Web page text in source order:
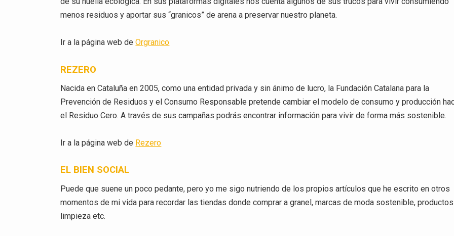
menos residuos y aportar sus “granicos” de arena a preservar nuestro planeta.
Ir a la página web deOrgranico
REZERO
Nacida en Cataluña en 2005, como una entidad privada y sin ánimo de lucro, la Fundación Catalana para la
Prevención de Residuos y el Consumo Responsable pretende cambiar el modelo de consumo y producción
el Residuo Cero. A través de sus campañas podrás encontrar información para vivir de forma más sostenible.
Ir a la página web de Rezero
EL BIEN SOCIAL
Puede que suene un poco pedante, pero yo me sigo nutriendo de los propios artículos que he escrito en otros
momentos de mi vida para recordar las tiendas donde comprar a granel, marcas de moda sostenible,
limpieza etc.